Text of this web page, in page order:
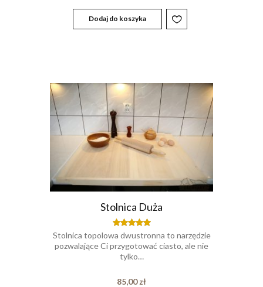
Dodaj do koszyka
Stolnica Duża
Oceniony
5.00
na 5.
Stolnica topolowa dwustronna to narzędzie
pozwalające Ci przygotować ciasto, ale nie
tylko…
85,00zł